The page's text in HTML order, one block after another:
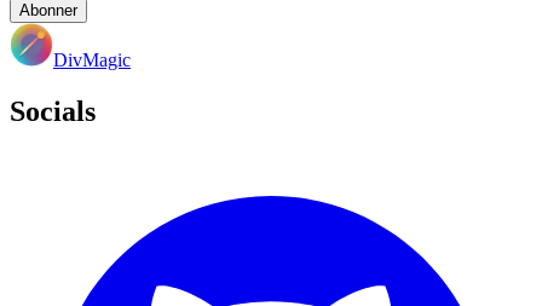
Abonner
DivMagic
Socials